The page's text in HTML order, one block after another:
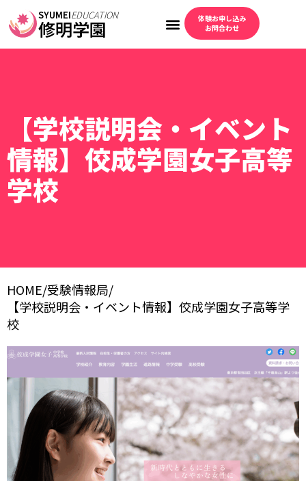
SYUMEIEDUCATION
修明学園
体験お申し込み
お問合わせ
【学校説明会・イベント
情報】佼成学園女子高等
学校
HOME/受験情報局/
【学校説明会・イベント情報】佼成学園女子高等学
校